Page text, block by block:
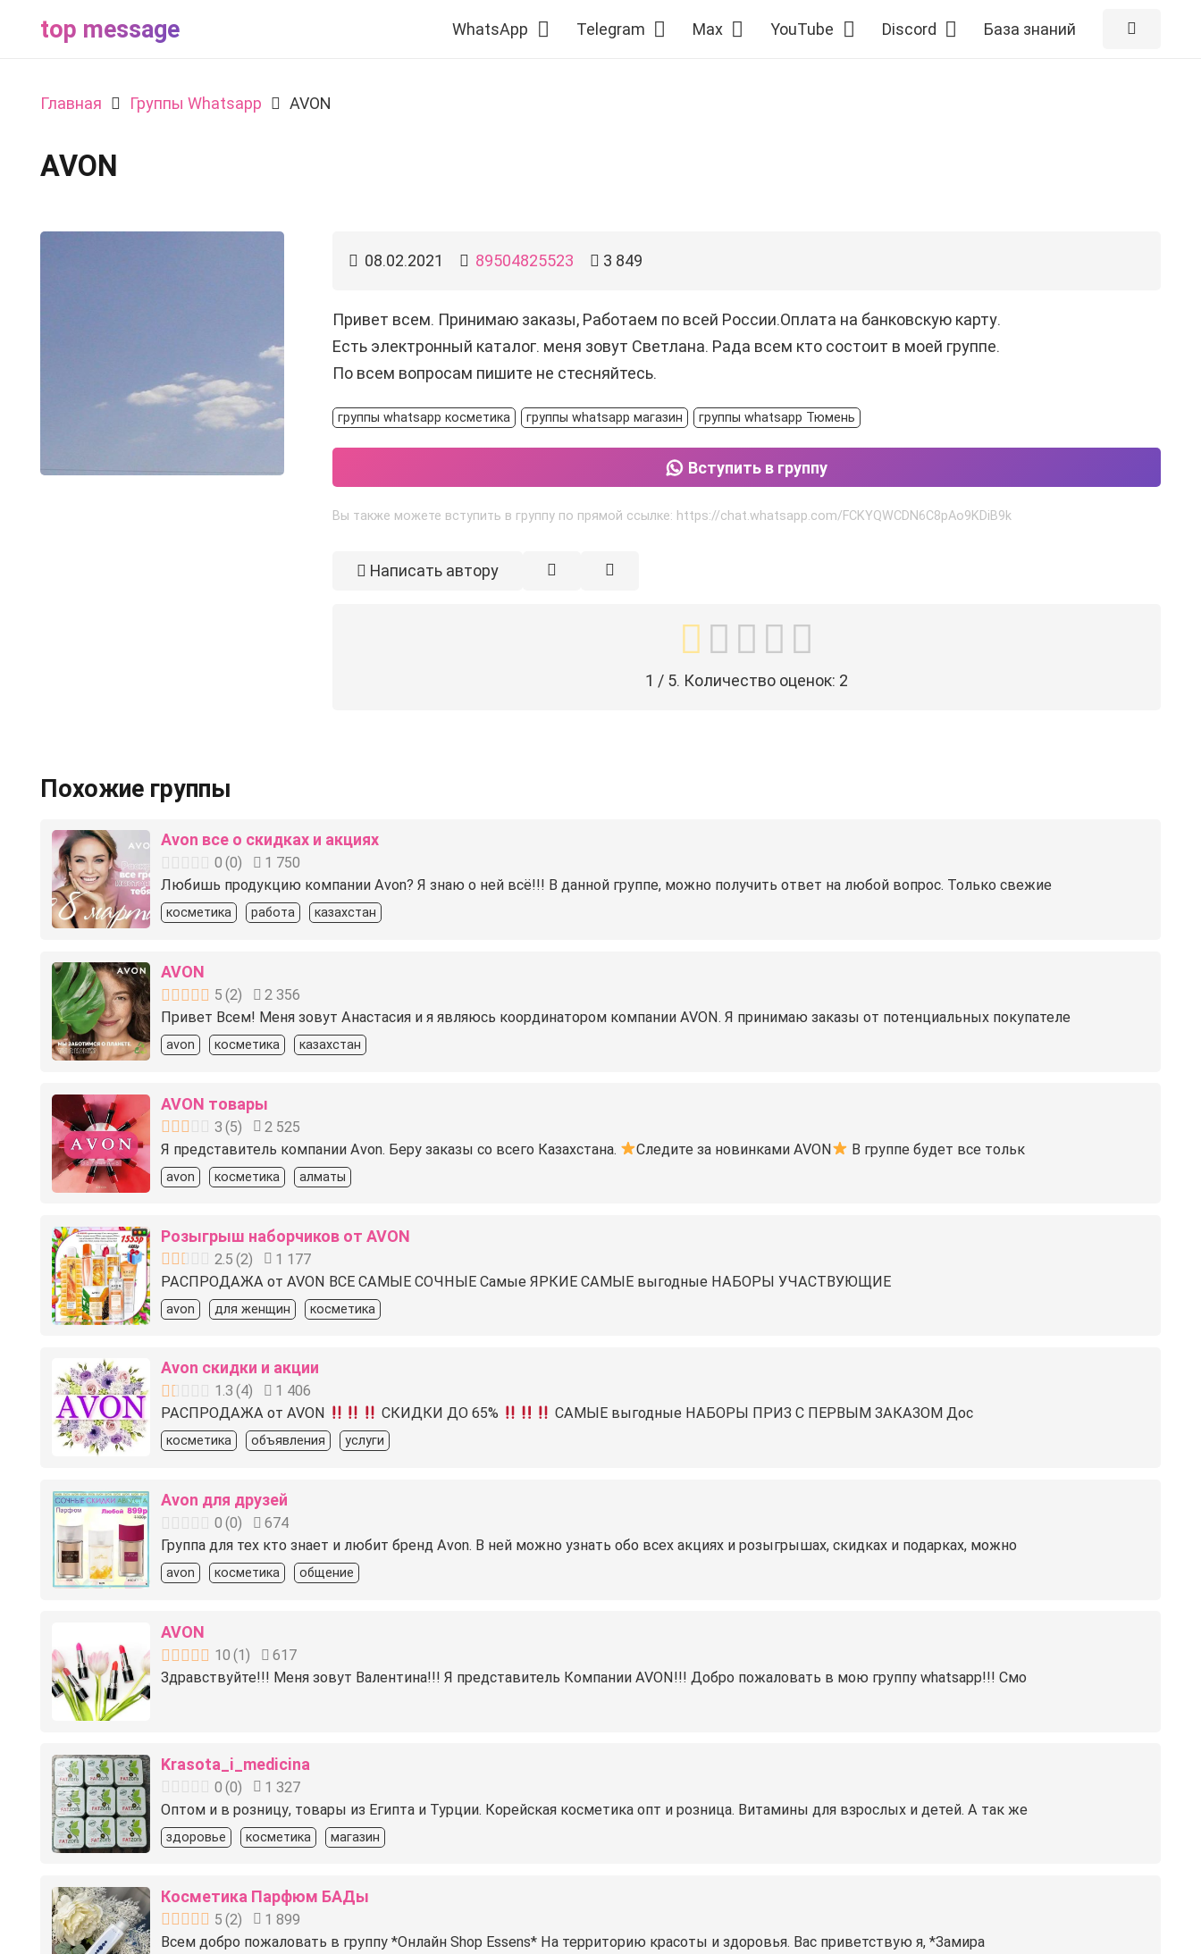
top message WhatsApp Telegram Max YouTube Discord База знаний
Главная Группы Whatsapp AVON
AVON
08.02.2021 89504825523 3 849
Привет всем. Принимаю заказы, Работаем по всей России.Оплата на банковскую карту.
Есть электронный каталог. меня зовут Светлана. Рада всем кто состоит в моей группе.
По всем вопросам пишите не стесняйтесь.
группы whatsapp косметика группы whatsapp магазин группы whatsapp Тюмень
Вступить в группу
Вы также можете вступить в группу по прямой ссылке: https://chat.whatsapp.com/FCKYQWCDN6C8pAo9KDiB9k
Написать автору
1 / 5. Количество оценок: 2
Похожие группы
Avon все о скидках и акциях
0 (0)
1 750
Любишь продукцию компании Avon? Я знаю о ней всё!!! В данной группе, можно получить ответ на любой вопрос. Только свежие
косметика работа казахстан
AVON
5 (2)
2 356
Привет Всем! Меня зовут Анастасия и я являюсь координатором компании AVON. Я принимаю заказы от потенциальных покупателе
avon косметика казахстан
AVON товары
3 (5)
2 525
Я представитель компании Avon. Беру заказы со всего Казахстана.
Следите за новинками AVON В группе будет все тольк
avon косметика алматы
Розыгрыш наборчиков от AVON
2.5 (2)
1 177
РАСПРОДАЖА от AVON ВСЕ САМЫЕ СОЧНЫЕ Самые ЯРКИЕ САМЫЕ выгодные НАБОРЫ УЧАСТВУЮЩИЕ
avon для женщин косметика
Avon скидки и акции
1.3 (4)
1 406
РАСПРОДАЖА от AVON
СКИДКИ ДО 65% САМЫЕ выгодные НАБОРЫ ПРИЗ С ПЕРВЫМ ЗАКАЗОМ Дос
косметика объявления услуги
Avon для друзей
0 (0)
674
Группа для тех кто знает и любит бренд Avon. В ней можно узнать обо всех акциях и розыгрышах, скидках и подарках, можно
avon косметика общение
AVON
10 (1)
617
Здравствуйте!!! Меня зовут Валентина!!! Я представитель Компании AVON!!! Добро пожаловать в мою группу whatsapp!!! Смо
Krasota_i_medicina
0 (0)
1 327
Оптом и в розницу, товары из Египта и Турции. Корейская косметика опт и розница. Витамины для взрослых и детей. А так же
здоровье косметика магазин
Косметика Парфюм БАДы
5 (2)
1 899
️Всем добро пожаловать в группу *Онлайн Shop Essens* На территорию красоты и здоровья. Вас приветствую я, *Замира